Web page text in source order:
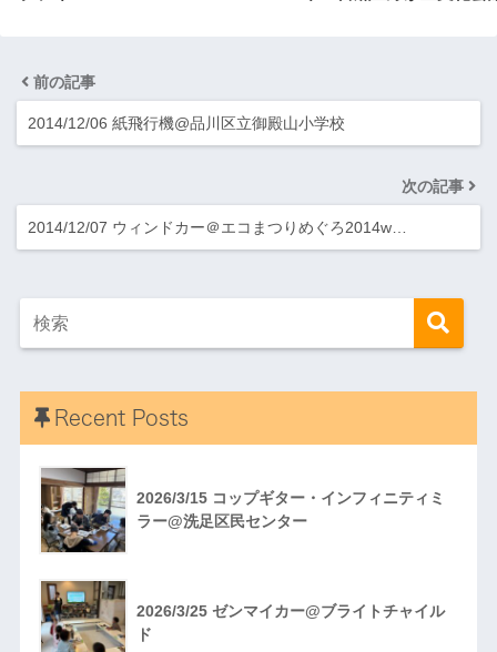
前の記事
2014/12/06 紙飛行機@品川区立御殿山小学校
次の記事
2014/12/07 ウィンドカー＠エコまつりめぐろ2014w…
Recent Posts
2026/3/15 コップギター・インフィニティミ
ラー@洗足区民センター
2026/3/25 ゼンマイカー@ブライトチャイル
ド